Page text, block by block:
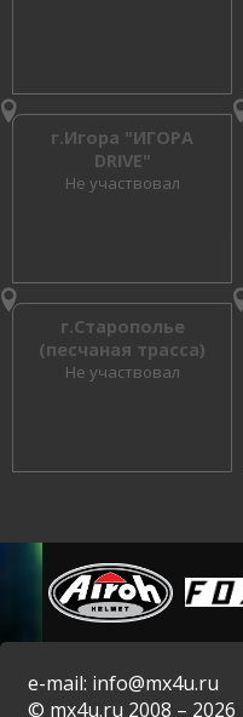
г.Игора "ИГОРА
DRIVE"
Не участвовал
г.Старополье
(песчаная трасса)
Не участвовал
e-mail: info@mx4u.ru
© mx4u.ru 2008 – 2026